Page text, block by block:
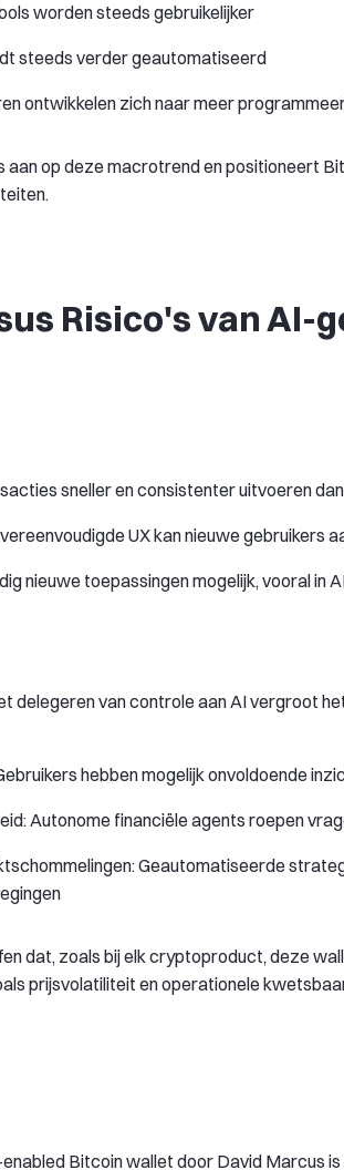
worden steeds gebruikelijker
steeds verder geautomatiseerd
ontwikkelen zich naar meer
aan op deze macrotrend en positioneert
Risico's van AI-
sneller en consistenter uitvoeren
UX kan nieuwe gebruikers
nieuwe toepassingen mogelijk, vooral in
delegeren van controle aan AI vergroot
hebben mogelijk onvoldoende
Autonome financiële agents roepen
Geautomatiseerde
dat, zoals bij elk cryptoproduct, deze
prijsvolatiliteit en operationele
Bitcoin wallet door David Marcus